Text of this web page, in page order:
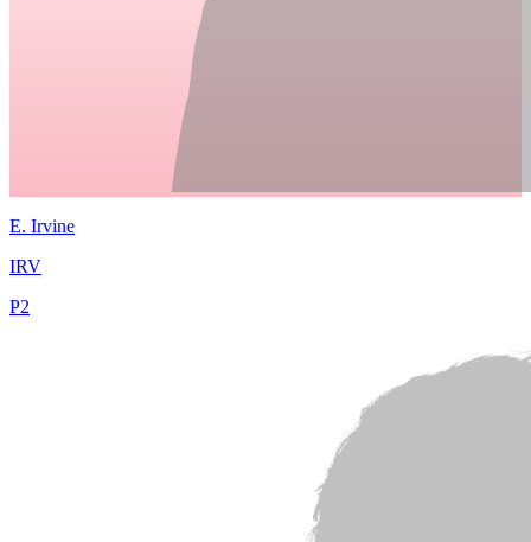
E. Irvine
IRV
P2